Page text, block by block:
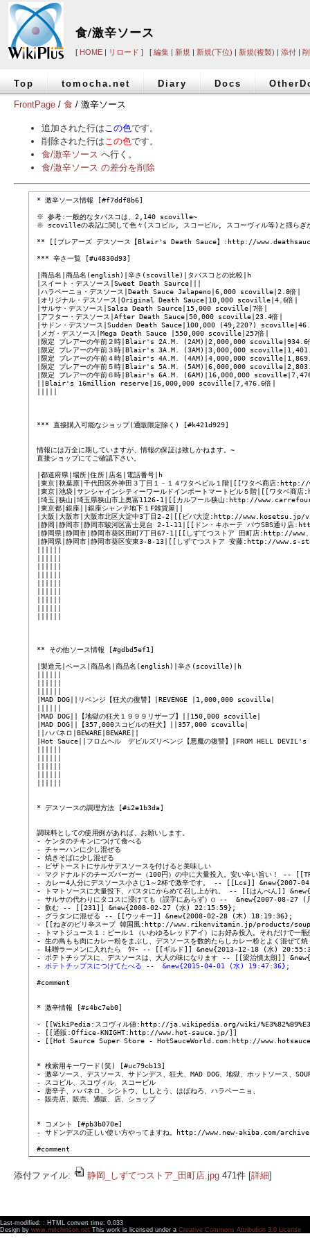
食/激辛ソース
[ HOME | リロード ] [ 編集 | 新規 | 新規(下位) | 新規(複製) | 添付 |
Top tomocha.net Diary Docs
FrontPage / 食 / 激辛ソース
追加された行は この色です。
削除された行は この色です。
食/激辛ソース へ行く。
食/激辛ソース の差分を削除
* 激辛ソース情報 [#f7ddf8b6]
※ 参考:一般的なタバスコは、2,140 scoville~
※ scovilleの表記に関して色々(スコビル, スコービル, スコーヴィル等)と揺らぎ
** [[ブレアーズ デスソース【Blair's Death Sauce】:http://
*** 辛さ一覧 [#u4830d93]
|商品名|商品名(english)|辛さ(scoville)|タバスコとの比較|h
|スイート・デスソース|Sweet Death Saurce|||
|ハラペーニョ・デスソース|Death Sauce Jalapeno|6,000 scoville|2.8倍|
|オリジナル・デスソース|Original Death Sauce|10,000 scoville|4.6倍|
|サルサ・デスソース|Salsa Death Saurce|15,000 scoville|7倍|
|アフター・デスソース|After Death Sauce|50,000 scoville|23.4倍|
|サドン・デスソース|Sudden Death Sauce|100,000 (49,220?)
|メガ・デスソース|Mega Death Sauce |550,000 scoville|257倍|
|限定 ブレアーの午前２時|Blair's 2A.M. (2AM)|2,000,000 scoville|934.6
|限定 ブレアーの午前３時|Blair's 3A.M. (3AM)|3,000,000
|限定 ブレアーの午前４時|Blair's 4A.M. (4AM)|4,000,000
|限定 ブレアーの午前５時|Blair's 5A.M. (5AM)|6,000,000
|限定 ブレアーの午前６時|Blair's 6A.M. (6AM)|16,000,000
||Blair's 16million reserve|16,000,000 scoville|7,476.6倍|
|||||
*** 直接購入可能なショップ(通販限定除く) [#k421d929]
情報には万全に期していますが、情報の保証は致しかねます。~
直接ショップにてご確認下さい。
|都道府県|場所|住所|店名|電話番号|h
|東京|秋葉原|千代田区外神田３丁目１－１４ワタベビル１階|[[ワタベ商店
|東京|池袋|サンシャインシティーワールドインポートマートビル５階|[[ワ
|埼玉|狭山|埼玉県狭山市上奥富1126-1|[[カルフール狭山:http://
|東京都|銀座||銀座シャンテ地下１F雑貨屋||
|大阪|大阪市|大阪市北区大淀中3丁目2-2|[[ビバ大淀:http://
|静岡|静岡市|静岡市駿河区富士見台 2-1-11|[[ドン・キホーテ パウSBS通
|静岡県|静岡市|静岡市葵区田町7丁目67-1|[[しずてつストア 田町店
|静岡県|静岡市|静岡市葵区安東3-8-13|[[しずてつストア 安藤:http://
||||||
||||||
||||||
||||||
||||||
||||||
||||||
||||||
||||||
** その他ソース情報 [#gdbd5ef1]
|製造元|ベース|商品名|商品名(english)|辛さ(scoville)|h
||||||
||||||
||||||
|MAD DOG||リベンジ【狂犬の復讐】|REVENGE |1,000,000 scoville|
||||||
|MAD DOG||【地獄の狂犬１９９９リザーブ】||150,000 scoville|
|MAD DOG||【357,000スコビルの狂犬】||357,000 scoville|
||ハバネロ|BEWARE|BEWARE||
|Hot Sauce||フロムヘル　デビルズリベンジ【悪魔の復讐】|FROM HELL DEVIL's
||||||
||||||
||||||
||||||
||||||
* デスソースの調理方法 [#i2e1b3da]
調味料としての使用例があれば、お願いします。
- ケンタのチキンにつけて食べる
- チャーハンに少し混ぜる
- 焼きそばに少し混ぜる
- ピザトーストにサルサデスソースを付けると美味しい
- マクドナルドのチーズバーガー（100円）の中に大量投入。安い辛い旨い
- カレー4人分にデスソース小さじ1～2杯で激辛です。 -- [[Lcs]]
- トマトソースに大量投下、パスタにからめて召し上がれ。 -- [[はんぺん]]
- サルサの代わりにタコスに浸けても（誤字にあらず）○ --  &new{2007-08-
- 飲む -- [[231]] &new{2008-02-27 (水) 22:15:59};
- グラタンに混ぜる -- [[ウッキー]] &new{2008-02-28 (木) 18:19:36};
- [[ねぎのピリ辛スープ 韓国風:http://www.rikenvitamin.jp/products/soup/
- トマトジュース１：ビール１（いわゆるレッドアイ）にお好み投入。それだ
- 生の鳥もも肉にカレー粉をまぶし、デスソースを数的たらしカレー粉とよく
- 味噌ラーメンに入れたら　ｳﾏｰ -- [[ギルド]] &new{2013-12-18 (水)
- ポテトチップスにつけてたべる --  &new{2015-04-01 (水) 19:47:36};
#comment
* 激辛情報 [#s4bc7eb0]
- [[WikiPedia:スコヴィル値:http://ja.wikipedia.org/wiki/
- [[通販:Office-KNIGHT:http://www.hot-sauce.jp/]]
- [[Hot Saurce Super Store - HotSauceWorld.com:http://
* 検索用キーワード(笑) [#uc79cb13]
- 激辛ソース、デスソース、サドンデス、狂犬、MAD DOG、地獄、ホットソース
- スコビル、スコヴィル、スコービル
- 唐辛子、ハバネロ、シシトウ、ししとう、はばねろ、ハラペーニョ、
- 販売店、販売、通販、店、ショップ
* コメント [#pb3b070e]
- サドンデスの正しい使い方やってますね。http://www.new-akiba.com/
添付ファイル: 静岡_しずてつストア_田町店.jpg 471件 [詳細]
Last-modified: : HTML convert time: 0.033
Design by www.mitchinson.net This work is licensed under a Creative Commons Attribution 3.0 License